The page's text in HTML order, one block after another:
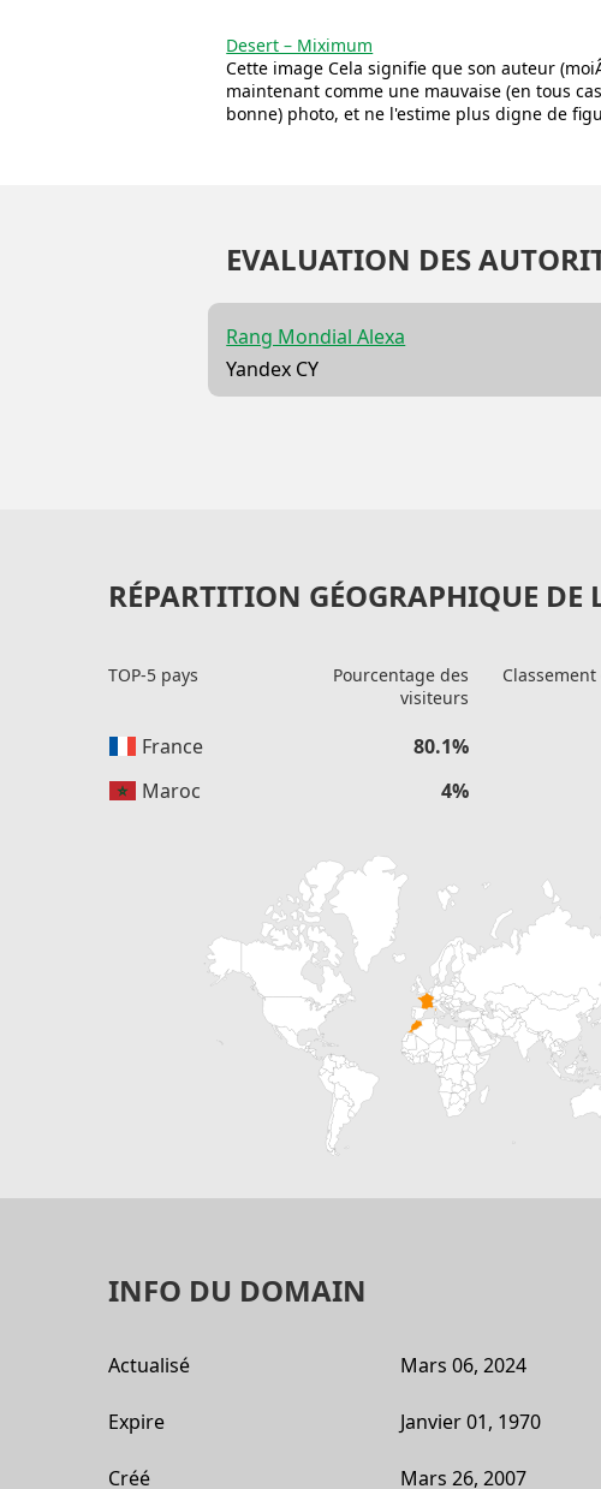
Desert – Miximum
Cette image Cela signifie que son auteur
maintenant comme une mauvaise (en tous
bonne) photo, et ne l'estime plus digne de
EVALUATION DES
Rang Mondial Alexa
Yandex CY
RÉPARTITION GÉOGRAPHIQUE DE
TOP-5 pays
Pourcentage des
visiteurs
France 80.1%
Maroc
4%
INFO DU DOMAIN
Actualisé Mars 06, 2024
Expire Janvier 01, 1970
Créé Mars 26, 2007